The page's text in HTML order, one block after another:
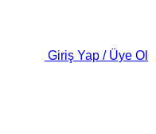
Giriş Yap / Üye Ol